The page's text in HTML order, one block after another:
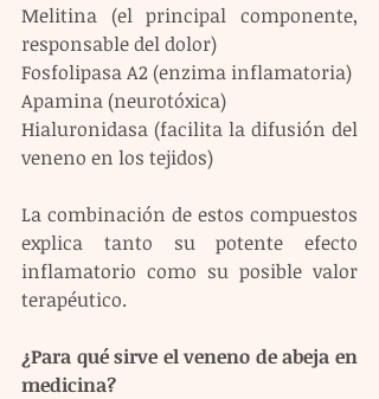
Melitina (el principal componente,
responsable del dolor)
Fosfolipasa A2 (enzima inflamatoria)
Apamina (neurotóxica)
Hialuronidasa (facilita la difusión del
veneno en los tejidos)
La combinación de estos compuestos
explica tanto su potente efecto
inflamatorio como su posible valor
terapéutico.
¿Para qué sirve el veneno de abeja en
medicina?